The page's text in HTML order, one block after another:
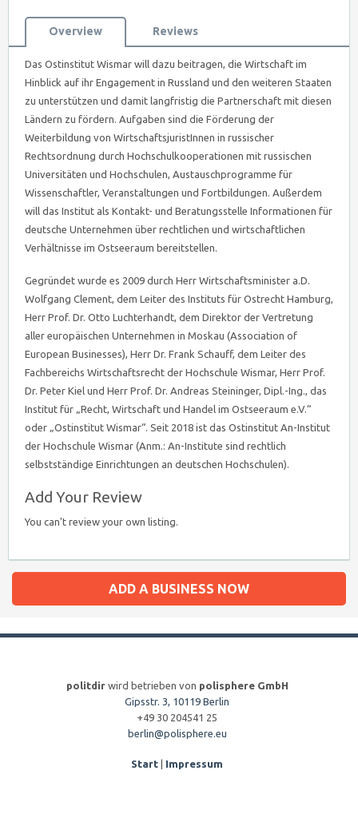
Overview Reviews
Das Ostinstitut Wismar will dazu beitragen, die Wirtschaft im
Hinblick auf ihr Engagement in Russland und den weiteren Staaten
zu unterstützen und damit langfristig die Partnerschaft mit diesen
Ländern zu fördern. Aufgaben sind die Förderung der
Weiterbildung von WirtschaftsjuristInnen in russischer
Rechtsordnung durch Hochschulkooperationen mit russischen
Universitäten und Hochschulen, Austauschprogramme für
Wissenschaftler, Veranstaltungen und Fortbildungen. Außerdem
will das Institut als Kontakt- und Beratungsstelle Informationen für
deutsche Unternehmen über rechtlichen und wirtschaftlichen
Verhältnisse im Ostseeraum bereitstellen.
Gegründet wurde es 2009 durch Herr Wirtschaftsminister a.D.
Wolfgang Clement, dem Leiter des Instituts für Ostrecht Hamburg,
Herr Prof. Dr. Otto Luchterhandt, dem Direktor der Vertretung
aller europäischen Unternehmen in Moskau (Association of
European Businesses), Herr Dr. Frank Schauff, dem Leiter des
Fachbereichs Wirtschaftsrecht der Hochschule Wismar, Herr Prof.
Dr. Peter Kiel und Herr Prof. Dr. Andreas Steininger, Dipl.-Ing., das
Institut für „Recht, Wirtschaft und Handel im Ostseeraum e.V.“
oder „Ostinstitut Wismar“. Seit 2018 ist das Ostinstitut An-Institut
der Hochschule Wismar (Anm.: An-Institute sind rechtlich
selbstständige Einrichtungen an deutschen Hochschulen).
Add Your Review
You can't review your own listing.
ADD A BUSINESS NOW
politdirwird betrieben von polisphere GmbH
Gipsstr. 3, 10119 Berlin
+49 30 204541 25
berlin@polisphere.eu
Start Impressum